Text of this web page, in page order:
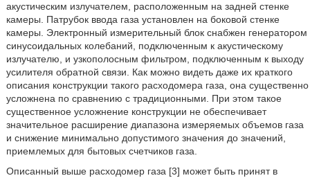
акустическим излучателем, расположенным на задней стенке
камеры. Патрубок ввода газа установлен на боковой стенке
камеры. Электронный измерительный блок снабжен генератором
синусоидальных колебаний, подключенным к акустическому
излучателю, и узкополосным фильтром, подключенным к выходу
усилителя обратной связи. Как можно видеть даже их краткого
описания конструкции такого расходомера газа, она существенно
усложнена по сравнению с традиционными. При этом такое
существенное усложнение конструкции не обеспечивает
значительное расширение диапазона измеряемых объемов газа
и снижение минимально допустимого значения до значений,
приемлемых для бытовых счетчиков газа.
Описанный выше расходомер газа [3] может быть принят в